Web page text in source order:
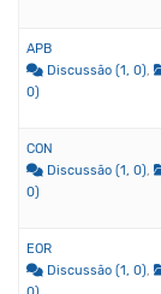
APB
Discussão (1, 0)
0)
CON
Discussão (1, 0)
0)
EOR
Discussão (1, 0)